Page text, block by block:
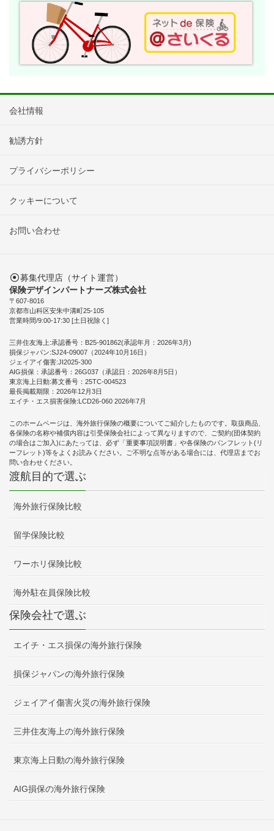
会社情報
勧誘方針
プライバシーポリシー
クッキーについて
お問い合わせ
募集代理店（サイト運営）
保険デザインパートナーズ株式会社
〒607-8016
京都市山科区安朱中溝町25-105
営業時間/9:00-17:30 [土日祝除く]
三井住友海上:承認番号：B25-901862(承認年月：2026年3月)
損保ジャパン:SJ24-09007（2024年10月16日）
ジェイアイ傷害:JI2025-300
AIG損保：承認番号：26G037（承認日：2026年8月5日）
東京海上日動:募文番号：25TC-004523
最長掲載期限：2026年12月3日
エイチ・エス損害保険:LCD26-060 2026年7月
このホームページは、海外旅行保険の概要についてご紹介したものです。取扱商品、
各保険の名称や補償内容は引受保険会社によって異なりますので、ご契約(団体契約
の場合はご加入)にあたっては、必ず「重要事項説明書」や各保険のパンフレット(リ
ーフレット)等をよくお読みください。ご不明な点等がある場合には、代理店までお
問い合わせください。
渡航目的で選ぶ
海外旅行保険比較
留学保険比較
ワーホリ保険比較
海外駐在員保険比較
保険会社で選ぶ
エイチ・エス損保の海外旅行保険
損保ジャパンの海外旅行保険
ジェイアイ傷害火災の海外旅行保険
三井住友海上の海外旅行保険
東京海上日動の海外旅行保険
AIG損保の海外旅行保険